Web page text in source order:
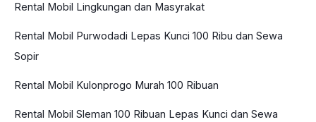
Rental Mobil Lingkungan dan Masyrakat
Rental Mobil Purwodadi Lepas Kunci 100 Ribu dan Sewa
Sopir
Rental Mobil Kulonprogo Murah 100 Ribuan
Rental Mobil Sleman 100 Ribuan Lepas Kunci dan Sewa